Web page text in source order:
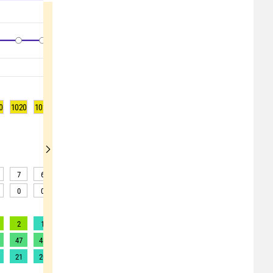
1020 1020
7 6
0 0
2 1
47 43
21 20